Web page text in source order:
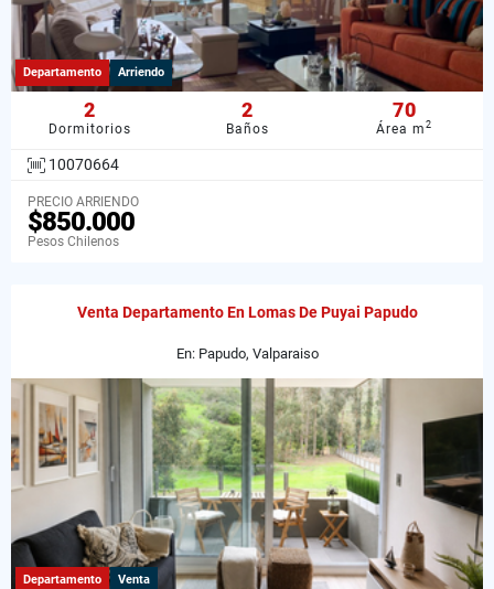
Departamento Arriendo
2
Dormitorios
2
Baños
70
Área m2
10070664
PRECIO ARRIENDO
$850.000
Pesos Chilenos
Venta Departamento En Lomas De Puyai Papudo
En: Papudo, Valparaiso
Departamento Venta